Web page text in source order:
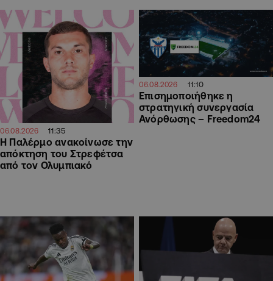
06.08.2026 11:35
Η Παλέρμο ανακοίνωσε την
απόκτηση του Στρεφέτσα
από τον Ολυμπιακό
06.08.2026 11:10
Επισημοποιήθηκε η
στρατηγική συνεργασία
Ανόρθωσης – Freedom24